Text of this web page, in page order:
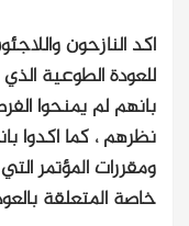
اكد النازحون
للعودة الطوعية الذي
بانهم لم يمنحوا
نظرهم ، كما اكدوا
ومقررات المؤتمر
خاصة المتعلقة